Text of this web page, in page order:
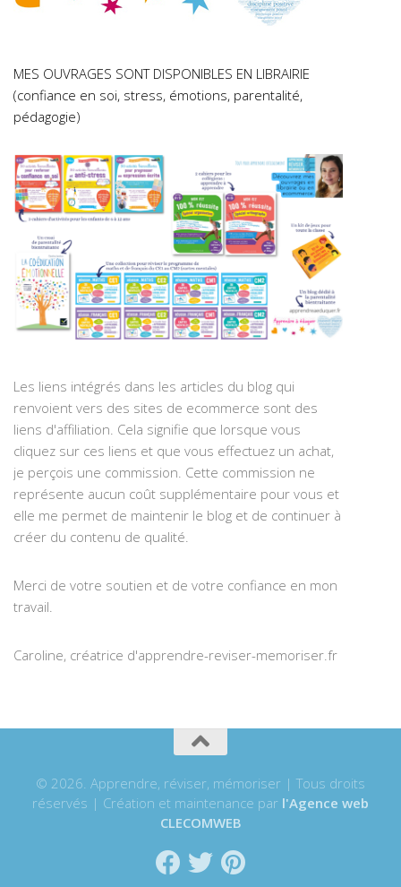
MES OUVRAGES SONT DISPONIBLES EN LIBRAIRIE
(confiance en soi, stress, émotions, parentalité,
pédagogie)
Les liens intégrés dans les articles du blog qui
renvoient vers des sites de ecommerce sont des
liens d'affiliation. Cela signifie que lorsque vous
cliquez sur ces liens et que vous effectuez un achat,
je perçois une commission. Cette commission ne
représente aucun coût supplémentaire pour vous et
elle me permet de maintenir le blog et de continuer à
créer du contenu de qualité.
Merci de votre soutien et de votre confiance en mon
travail.
Caroline, créatrice d'apprendre-reviser-memoriser.fr
© 2026. Apprendre, réviser, mémoriser | Tous droits
réservés | Création et maintenance par l'Agence web
CLECOMWEB